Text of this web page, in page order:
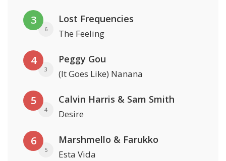
3
6
Lost Frequencies
The Feeling
4
3
Peggy Gou
(It Goes Like) Nanana
5
4
Calvin Harris & Sam Smith
Desire
6
5
Marshmello & Farukko
Esta Vida